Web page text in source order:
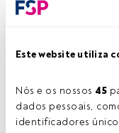
Este website utiliza
Nós e os nossos 45
dados pessoais,
identificadores
Tempo de leitura: 1 min.